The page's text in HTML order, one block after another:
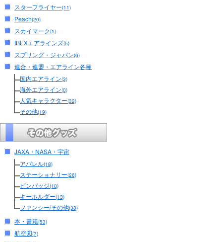
スターフライヤー(11)
Peach(20)
スカイマーク(1)
IBEXエアラインズ(5)
スプリング・ジャパン(6)
連合・連盟・エアライン各種
国内エアライン(3)
海外エアライン(0)
人気キャラクター(32)
その他(19)
JAXA・NASA・宇宙
アパレル(18)
ステーショナリー(26)
ピンバッジ(10)
キーホルダー(13)
ファンシー/その他(38)
本・書籍(53)
航空図(7)